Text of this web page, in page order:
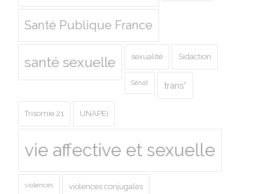
Santé Publique France
santé sexuelle sexualité Sidaction
Sénat trans*
Trisomie 21 UNAPEI
vie affective et sexuelle
violences violences conjugales